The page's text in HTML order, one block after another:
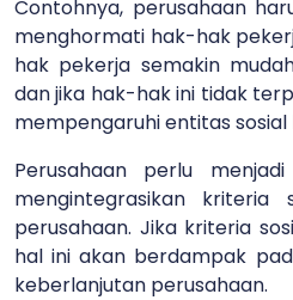
Contohnya, perusahaan
menghormati hak-hak
hak pekerja semakin
dan jika hak-hak ini tidak
mempengaruhi entitas sosial
Perusahaan perlu
mengintegrasikan kriteria
perusahaan. Jika kriteria
hal ini akan berdampak
keberlanjutan perusahaan.